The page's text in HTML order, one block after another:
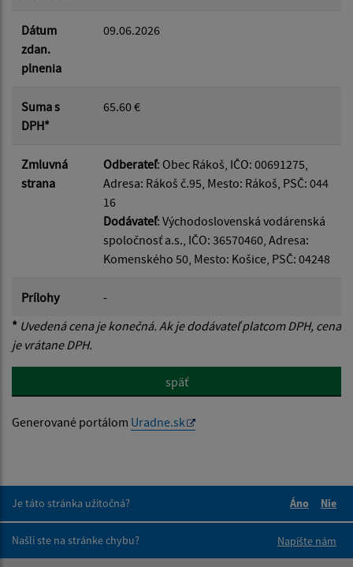
Dátum
zdan.
plnenia
09.06.2026
Suma s
DPH*
65.60 €
Zmluvná
strana
Odberateľ: Obec Rákoš, IČO: 00691275,
Adresa: Rákoš č.95, Mesto: Rákoš, PSČ: 044
16
Dodávateľ: Východoslovenská vodárenská
spoločnosť a.s., IČO: 36570460, Adresa:
Komenského 50, Mesto: Košice, PSČ: 04248
Prílohy
-
* Uvedená cena je konečná. Ak je dodávateľ platcom DPH, cena
je vrátane DPH.
späť
Generované portálom Uradne.sk
Je táto stránka užitočná?
Áno
Nie
Našli ste na stránke chybu?
Napíšte nám